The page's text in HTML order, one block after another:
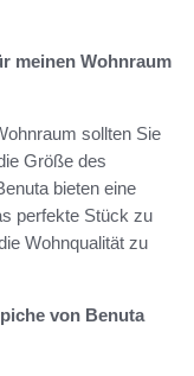
meinen Wohnraum
sollten Sie
Größe des
bieten eine
perfekte Stück zu
Wohnqualität zu
von Benuta